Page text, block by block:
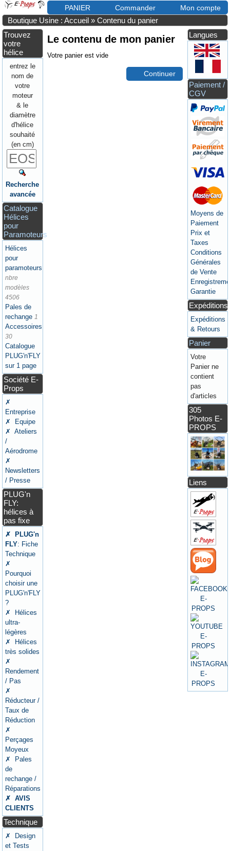
PANIER Commander Mon compte
Boutique Usine : Accueil »Contenu du panier
Trouvez
votre
hélice
entrez le
nom de
votre
moteur
& le
diamètre
d'hélice
souhaité
(en cm)
Recherche
avancée
Catalogue
Hélices
pour
Paramoteurs
Hélices
pour
paramoteurs
nbre
modèles
4506
Pales de
rechange 1
Accessoires
30
Catalogue
PLUG'n'FLY
sur 1 page
Société E-
Props
✗
Entreprise
✗ Equipe
✗ Ateliers
/
Aérodrome
✗
Newsletters
/ Presse
PLUG'n
FLY:
hélices à
pas fixe
✗ PLUG'n
FLY: Fiche
Technique
✗
Pourquoi
choisir une
PLUG'n'FLY
?
✗ Hélices
ultra-
légères
✗ Hélices
très solides
✗
Rendement
/ Pas
✗
Réducteur /
Taux de
Réduction
✗
Perçages
Moyeux
✗ Pales
de
rechange /
Réparations
✗ AVIS
CLIENTS
Technique
✗ Design
et Tests
Le contenu de mon panier
Votre panier est vide
Continuer
Langues
Paiement /
CGV
Moyens de
Paiement
Prix et
Taxes
Conditions
Générales
de Vente
Garantie
Expéditions
Expéditions
& Retours
Panier
Votre
Panier ne
contient
pas
d'articles
305
Photos E-
PROPS
Liens